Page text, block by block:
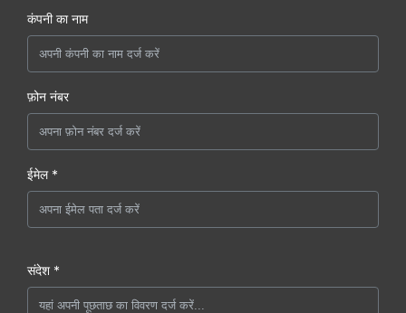
कंपनी का नाम
फ़ोन नंबर
ईमेल *
संदेश *